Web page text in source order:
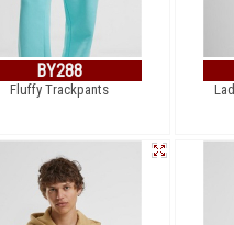
BY288
Fluffy Trackpants